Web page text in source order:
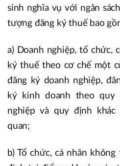
sinh nghĩa vụ với ngân
tượng đăng ký thuế bao
a) Doanh nghiệp, tổ chức,
ký thuế theo cơ chế một
đăng ký doanh nghiệp,
ký kinh doanh theo quy
nghiệp và quy định
quan;
b) Tổ chức, cá nhân